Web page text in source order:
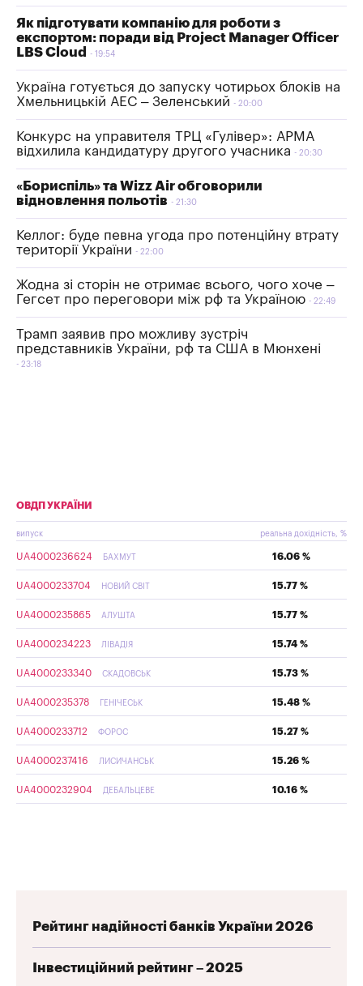
Як підготувати компанію для роботи з
експортом: поради від Project Manager Officer
LBS Cloud
19:54
Україна готується до запуску чотирьох блоків на
Хмельницькій АЕС – Зеленський
20:00
Конкурс на управителя ТРЦ «Гулівер»: АРМА
відхилила кандидатуру другого учасника
20:30
«Бориспіль» та Wizz Air обговорили
відновлення польотів
21:30
Келлог: буде певна угода про потенційну втрату
території України
22:00
Жодна зі сторін не отримає всього, чого хоче –
Гегсет про переговори між рф та Україною
22:49
Трамп заявив про можливу зустріч
представників України, рф та США в Мюнхені
23:18
ОВДП УКРАЇНИ
випуск реальна дохідність, %
UA4000236624 БАХМУТ 16.06 %
UA4000233704 НОВИЙ СВІТ 15.77 %
UA4000235865 АЛУШТА 15.77 %
UA4000234223 ЛІВАДІЯ 15.74 %
UA4000233340 СКАДОВСЬК 15.73 %
UA4000235378 ГЕНІЧЕСЬК 15.48 %
UA4000233712 ФОРОС 15.27 %
UA4000237416 ЛИСИЧАНСЬК 15.26 %
UA4000232904 ДЕБАЛЬЦЕВЕ 10.16 %
Рейтинг надійності банків України 2026
Інвестиційний рейтинг – 2025